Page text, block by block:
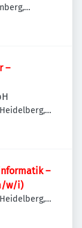
–
–
w/i)